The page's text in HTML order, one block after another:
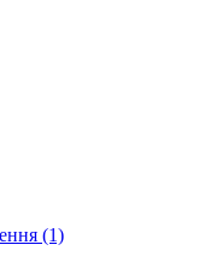
(1)